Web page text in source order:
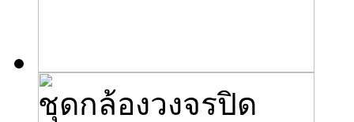
ชุดกล้องวงจรปิด